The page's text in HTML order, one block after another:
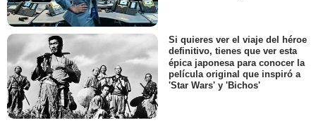
Si quieres ver el viaje del héroe
definitivo, tienes que ver esta
épica japonesa para conocer la
película original que inspiró a
'Star Wars' y 'Bichos'